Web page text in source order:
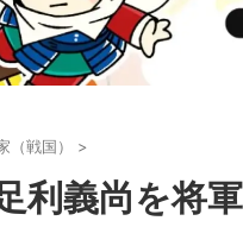
（戦国） >
利義尚を将